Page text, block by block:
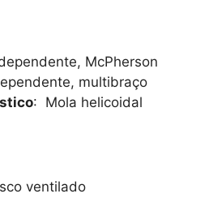
McPherson
multibraço
: Mola helicoidal
ventilado